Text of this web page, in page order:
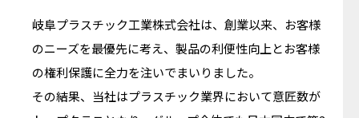
岐阜プラスチック工業株式会社は、創業以来、お客様
のニーズを最優先に考え、製品の利便性向上とお客様
の権利保護に全力を注いでまいりました。
その結果、当社はプラスチック業界において意匠数が